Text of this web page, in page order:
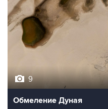
9
Обмеление Дуная